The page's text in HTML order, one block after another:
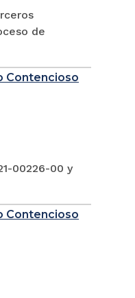
de
Contencioso
00226-00 y
Contencioso